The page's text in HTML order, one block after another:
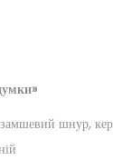
шнур,